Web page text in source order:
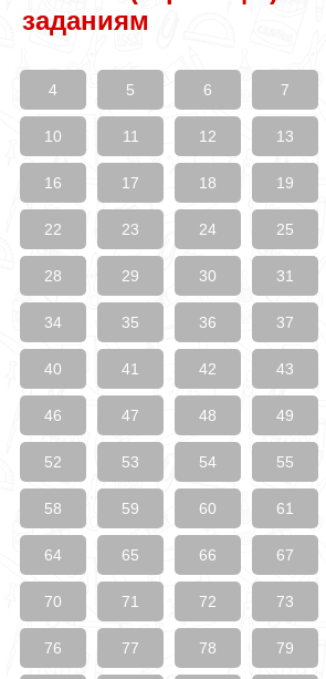
заданиям
4 5 6 7
10 11 12 13
16 17 18 19
22 23 24 25
28 29 30 31
34 35 36 37
40 41 42 43
46 47 48 49
52 53 54 55
58 59 60 61
64 65 66 67
70 71 72 73
76 77 78 79